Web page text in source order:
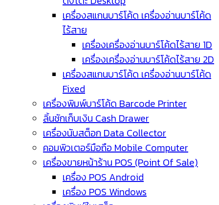
เครื่องสแกนบาร์โค้ด เครื่องอ่านบาร์โค้ด
ไร้สาย
เครื่องเครื่องอ่านบาร์โค้ดไร้สาย 1D
เครื่องเครื่องอ่านบาร์โค้ดไร้สาย 2D
เครื่องสแกนบาร์โค้ด เครื่องอ่านบาร์โค้ด
Fixed
เครื่องพิมพ์บาร์โค้ด Barcode Printer
ลิ้นชักเก็บเงิน Cash Drawer
เครื่องนับสต็อก Data Collector
คอมพิวเตอร์มือถือ Mobile Computer
เครื่องขายหน้าร้าน POS (Point Of Sale)
เครื่อง POS Android
เครื่อง POS Windows